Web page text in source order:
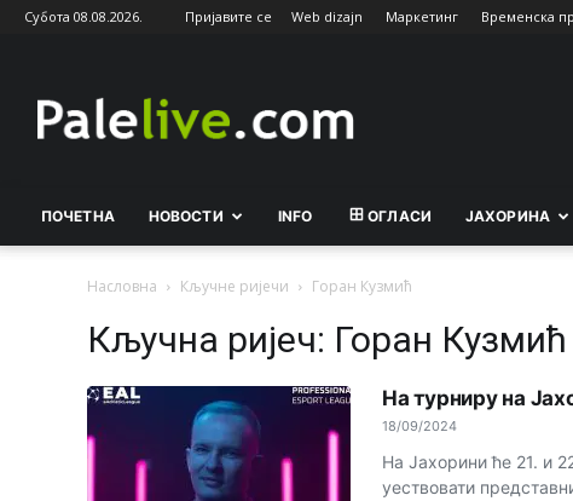
Субота 08.08.2026. Пријавите се Web dizajn Маркетинг Временска
ПОЧЕТНА НОВОСТИ INFO ОГЛАСИ ЈАХОРИНА
Насловна Кључне ријечи Горан Кузмић
Кључна ријеч: Горан Кузмић
На турниру на
18/09/2024
На Јахорини ће 21. и
уествовати